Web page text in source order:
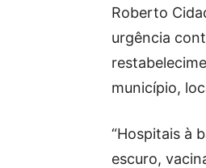
Roberto
urgência
município,
“Hospitais à
escuro,